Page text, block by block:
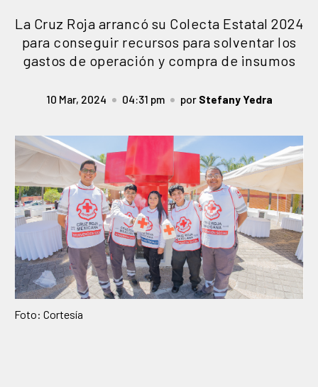
La Cruz Roja arrancó su Colecta Estatal 2024
para conseguir recursos para solventar los
gastos de operación y compra de insumos
10 Mar, 2024 04:31 pm por Stefany Yedra
Foto: Cortesía